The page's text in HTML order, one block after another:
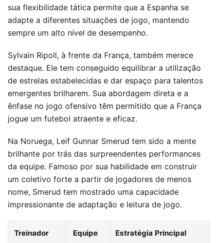
sua flexibilidade tática permite que a Espanha se
adapte a diferentes situações de jogo, mantendo
sempre um alto nível de desempenho.
Sylvain Ripoll, à frente da França, também merece
destaque. Ele tem conseguido equilibrar a utilização
de estrelas estabelecidas e dar espaço para talentos
emergentes brilharem. Sua abordagem direta e a
ênfase no jogo ofensivo têm permitido que a França
jogue um futebol atraente e eficaz.
Na Noruega, Leif Gunnar Smerud tem sido a mente
brilhante por trás das surpreendentes performances
da equipe. Famoso por sua habilidade em construir
um coletivo forte a partir de jogadores de menos
nome, Smerud tem mostrado uma capacidade
impressionante de adaptação e leitura de jogo.
Treinador Equipe Estratégia Principal